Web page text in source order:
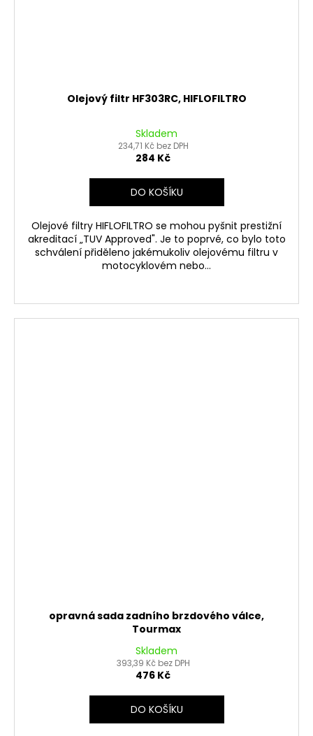
Olejový filtr HF303RC, HIFLOFILTRO
Skladem
234,71 Kč bez DPH
284 Kč
DO KOŠÍKU
Olejové filtry HIFLOFILTRO se mohou pyšnit prestižní
akreditací „TUV Approved". Je to poprvé, co bylo toto
schválení přiděleno jakémukoliv olejovému filtru v
motocyklovém nebo...
opravná sada zadního brzdového válce,
Tourmax
Skladem
393,39 Kč bez DPH
476 Kč
DO KOŠÍKU